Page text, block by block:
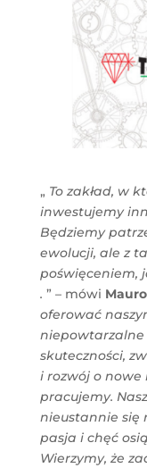
„ To zakład, w
inwestujemy
Będziemy
ewolucji, ale z
poświęceniem,
. ” – mówi
oferować
niepowtarzalne
skuteczności,
i rozwój o
pracujemy.
nieustannie się
pasja i chęć
Wierzymy, że